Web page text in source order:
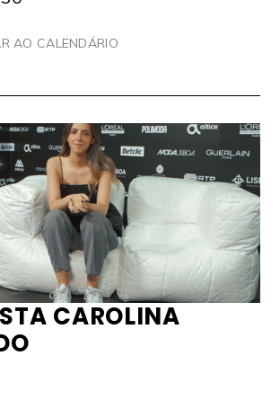
AO CALENDÁRIO
CAROLINA